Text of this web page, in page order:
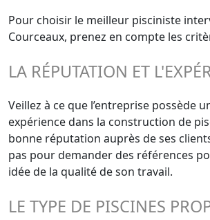
Pour choisir le meilleur pisciniste
Courceaux, prenez en compte les
LA RÉPUTATION ET
Veillez à ce que l’entreprise possède
expérience dans la construction de
bonne réputation auprès de ses
pas pour demander des références
idée de la qualité de son travail.
LE TYPE DE PISCINES